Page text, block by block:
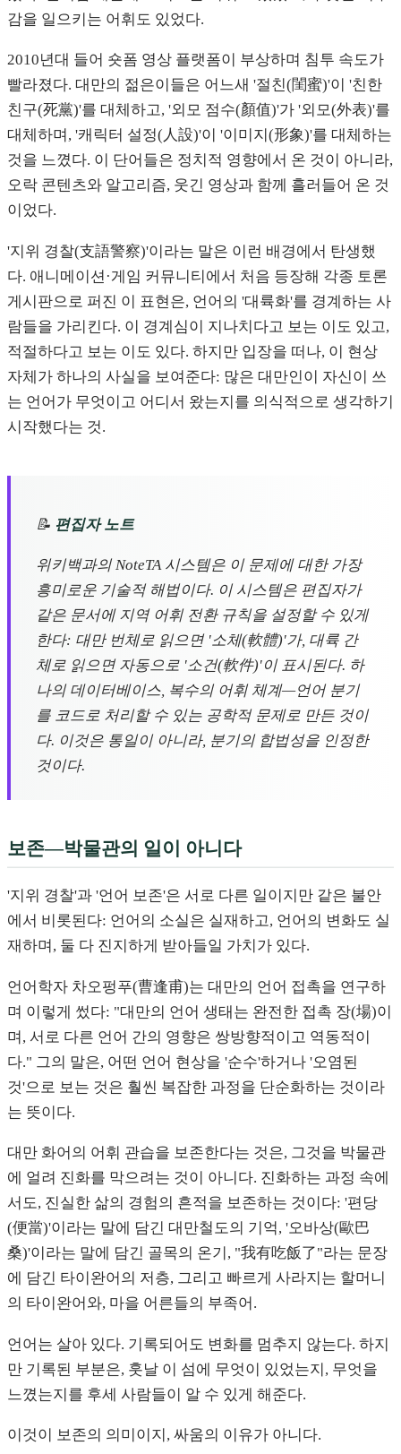
감을 일으키는 어휘도 있었다.
2010년대 들어 숏폼 영상 플랫폼이 부상하며 침투 속도가
빨라졌다. 대만의 젊은이들은 어느새 '절친(閨蜜)'이 '친한
친구(死黨)'를 대체하고, '외모 점수(顏值)'가 '외모(外表)'를
대체하며, '캐릭터 설정(人設)'이 '이미지(形象)'를 대체하는
것을 느꼈다. 이 단어들은 정치적 영향에서 온 것이 아니라,
오락 콘텐츠와 알고리즘, 웃긴 영상과 함께 흘러들어 온 것
이었다.
'지위 경찰(支語警察)'이라는 말은 이런 배경에서 탄생했
다. 애니메이션·게임 커뮤니티에서 처음 등장해 각종 토론
게시판으로 퍼진 이 표현은, 언어의 '대륙화'를 경계하는 사
람들을 가리킨다. 이 경계심이 지나치다고 보는 이도 있고,
적절하다고 보는 이도 있다. 하지만 입장을 떠나, 이 현상
자체가 하나의 사실을 보여준다: 많은 대만인이 자신이 쓰
는 언어가 무엇이고 어디서 왔는지를 의식적으로 생각하기
시작했다는 것.
📝 편집자 노트
위키백과의 NoteTA 시스템은 이 문제에 대한 가장
흥미로운 기술적 해법이다. 이 시스템은 편집자가
같은 문서에 지역 어휘 전환 규칙을 설정할 수 있게
한다: 대만 번체로 읽으면 '소체(軟體)'가, 대륙 간
체로 읽으면 자동으로 '소건(軟件)'이 표시된다. 하
나의 데이터베이스, 복수의 어휘 체계—언어 분기
를 코드로 처리할 수 있는 공학적 문제로 만든 것이
다. 이것은 통일이 아니라, 분기의 합법성을 인정한
것이다.
보존—박물관의 일이 아니다
'지위 경찰'과 '언어 보존'은 서로 다른 일이지만 같은 불안
에서 비롯된다: 언어의 소실은 실재하고, 언어의 변화도 실
재하며, 둘 다 진지하게 받아들일 가치가 있다.
언어학자 차오펑푸(曹逢甫)는 대만의 언어 접촉을 연구하
며 이렇게 썼다: "대만의 언어 생태는 완전한 접촉 장(場)이
며, 서로 다른 언어 간의 영향은 쌍방향적이고 역동적이
다." 그의 말은, 어떤 언어 현상을 '순수'하거나 '오염된
것'으로 보는 것은 훨씬 복잡한 과정을 단순화하는 것이라
는 뜻이다.
대만 화어의 어휘 관습을 보존한다는 것은, 그것을 박물관
에 얼려 진화를 막으려는 것이 아니다. 진화하는 과정 속에
서도, 진실한 삶의 경험의 흔적을 보존하는 것이다: '편당
(便當)'이라는 말에 담긴 대만철도의 기억, '오바상(歐巴
桑)'이라는 말에 담긴 골목의 온기, "我有吃飯了"라는 문장
에 담긴 타이완어의 저층, 그리고 빠르게 사라지는 할머니
의 타이완어와, 마을 어른들의 부족어.
언어는 살아 있다. 기록되어도 변화를 멈추지 않는다. 하지
만 기록된 부분은, 훗날 이 섬에 무엇이 있었는지, 무엇을
느꼈는지를 후세 사람들이 알 수 있게 해준다.
이것이 보존의 의미이지, 싸움의 이유가 아니다.